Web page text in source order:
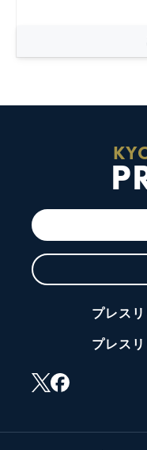
プレス
プレス